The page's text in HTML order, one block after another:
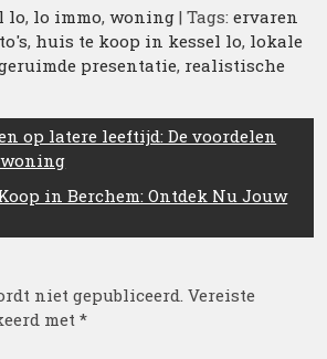
lo, lo immo,woning | Tags:ervaren
, huis te koop in kessel lo, lokale
presentatie, realistische
op latere leeftijd: De voordelen
in Berchem: Ontdek Nu Jouw
niet gepubliceerd. Vereiste
met*